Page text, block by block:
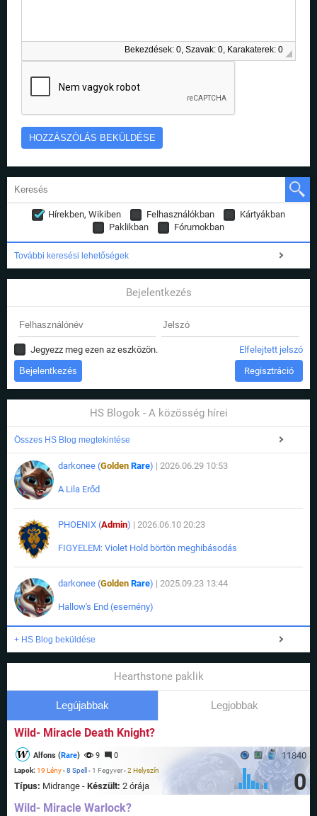
Bekezdések: 0, Szavak: 0, Karakaterek: 0
Hírekben, Wikiben Felhasználókban
Kártyákban
Paklikban
Fórumokban
További keresési lehetőségek
Bejelentkezés
Jegyezz meg ezen az eszközön. Elfelejtett jelszó
Regisztráció
HS Blogok - A közösség hírei
Összes HS Blog megtekintése
darkonee (Golden Rare) | 2026.06.29 10:53
A Lila Erőd
PHOENIX (Admin) | 2026.06.10 20:23
FIGYELEM: Violet Hold börtön meghibásodás
darkonee (Golden Rare) | 2025.09.23 13:44
Hallow's End (esemény)
+ HS Blog beküldése
Hearthstone paklik
Legújabbak Legjobbak
Wild- Miracle Death Knight?
11840
Alfons (Rare) 9 0
Lapok: 19 Lény-8 Spell - 1 Fegyver-2 Helyszín
Típus: Midrange - Készült: 2 órája 0
Wild- Miracle Warlock?